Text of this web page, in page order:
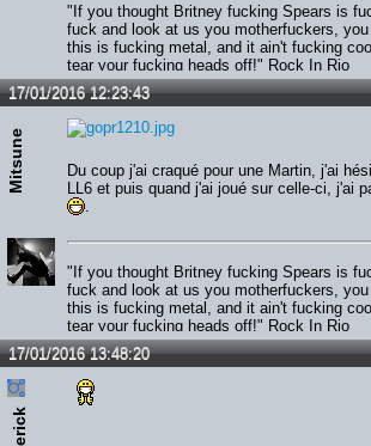
"If you thought Britney fucking Spears is
fuck and look at us you motherfuckers,
this is fucking metal, and it ain't fucking
tear your fucking heads off!" Rock In Rio
Maiden is like an old whiskey: Just keep
time.
17/01/2016 12:23:43
Mitsune
Du coup j'ai craqué pour une Martin, j'ai
LL6 et puis quand j'ai joué sur celle-ci, j'ai
"If you thought Britney fucking Spears is
fuck and look at us you motherfuckers,
this is fucking metal, and it ain't fucking
tear your fucking heads off!" Rock In Rio
Maiden is like an old whiskey: Just keep
time.
17/01/2016 13:48:20
pierick